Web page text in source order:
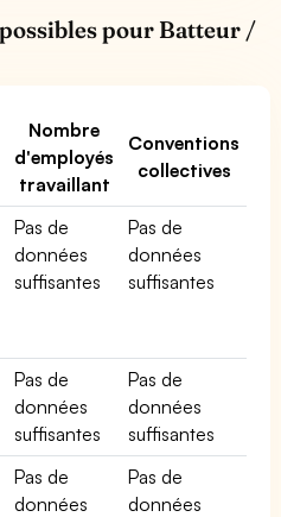
pour Batteur /
Nombre
d'employés
travaillant
Conventions
collectives
Pas de
données
suffisantes
Pas de
données
suffisantes
Pas de
données
suffisantes
Pas de
données
suffisantes
Pas de
données
Pas de
données